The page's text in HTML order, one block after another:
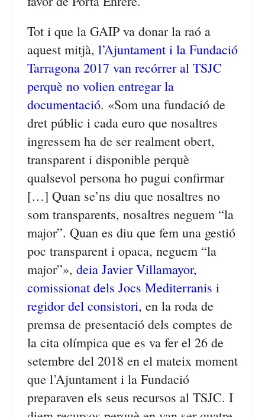
Tot i que la GAIP va donar la raó a
aquest mitjà, l’Ajuntament i la Fundació
Tarragona 2017 van recórrer al TSJC
perquè no volien entregar la
documentació. «Som una fundació de
dret públic i cada euro que nosaltres
ingressem ha de ser realment obert,
transparent i disponible perquè
qualsevol persona ho pugui confirmar
[…] Quan se’ns diu que nosaltres no
som transparents, nosaltres neguem “la
major”. Quan es diu que fem una gestió
poc transparent i opaca, neguem “la
major”», deia Javier Villamayor,
comissionat dels Jocs Mediterranis i
regidor del consistori, en la roda de
premsa de presentació dels comptes de
la cita olímpica que es va fer el 26 de
setembre del 2018 en el mateix moment
que l’Ajuntament i la Fundació
preparaven els seus recursos al TSJC. I